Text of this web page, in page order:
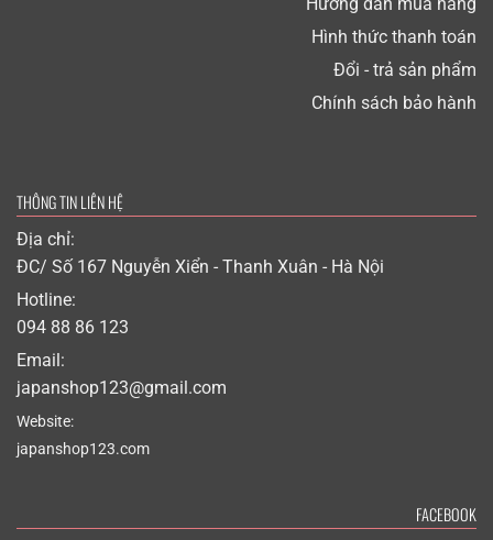
Hướng dẫn mua hàng
Hình thức thanh toán
Đổi - trả sản phẩm
Chính sách bảo hành
THÔNG TIN LIÊN HỆ
Địa chỉ:
ĐC/ Số 167 Nguyễn Xiển - Thanh Xuân - Hà Nội
Hotline:
094 88 86 123
Email:
japanshop123@gmail.com
Website:
japanshop123.com
FACEBOOK